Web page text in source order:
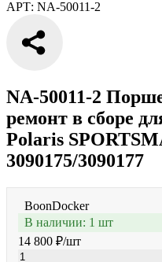
АРТ: NA-50011-2
NA-50011-2
ремонт в сборе
Polaris
3090175/3090177
BoonDocker
В наличии: 1 шт
14 800 ₽/шт